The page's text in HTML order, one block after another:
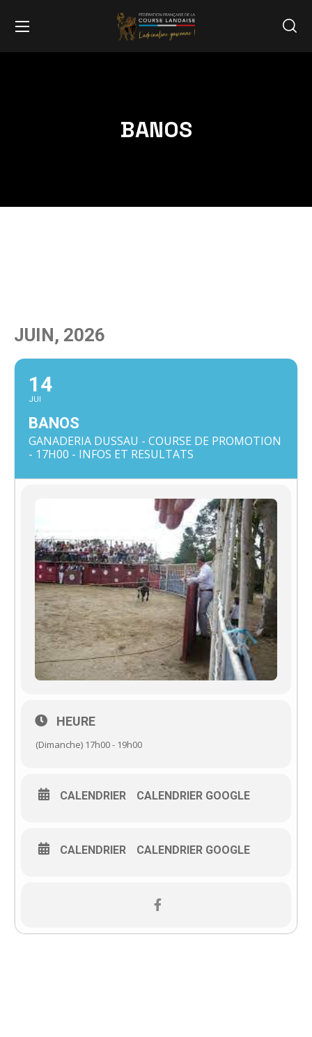
BANOS
JUIN, 2026
14
JUI
BANOS
GANADERIA DUSSAU - COURSE DE PROMOTION
- 17H00 - INFOS ET RESULTATS
HEURE
(Dimanche) 17h00 - 19h00
CALENDRIER CALENDRIER GOOGLE
CALENDRIER CALENDRIER GOOGLE